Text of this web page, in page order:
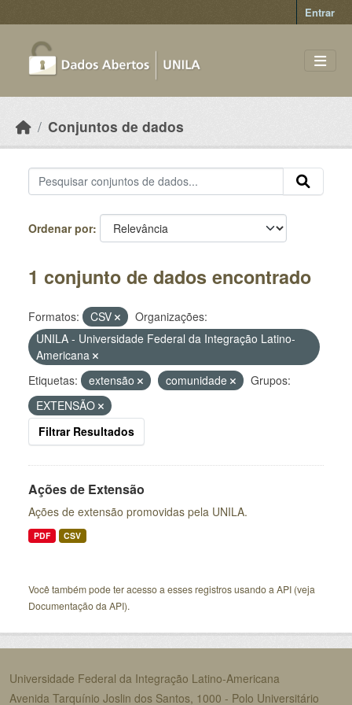
Entrar
Conjuntos de dados
Ordenar por
1 conjunto de dados encontrado
Formatos: CSV
Organizações:
UNILA - Universidade Federal da Integração Latino-
Americana
Etiquetas:
extensão comunidade
Grupos:
EXTENSÃO
Filtrar Resultados
Ações de Extensão
Ações de extensão promovidas pela UNILA.
PDF CSV
Você também pode ter acesso a esses registros usando a API (veja
Documentação da API).
Universidade Federal da Integração Latino-Americana
Avenida Tarquínio Joslin dos Santos, 1000 - Polo Universitário